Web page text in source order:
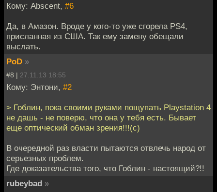
Кому: Abscent, #6
Да, в Амазон. Вроде у кого-то уже сгорела PS4,
присланная из США. Так ему замену обещали
выслать.
PoD »
#8 | 27.11.13 18:55
Кому: Энтони, #2
> Гоблин, пока своими руками пощупать Playstation 4
не дашь - не поверю, что она у тебя есть. Бывает
еще оптический обман зрения!!!(с)
В очередной раз власти пытаются отвлечь народ от
серьезных проблем.
Где доказательства того, что Гоблин - настоящий?!!
rubeybad »